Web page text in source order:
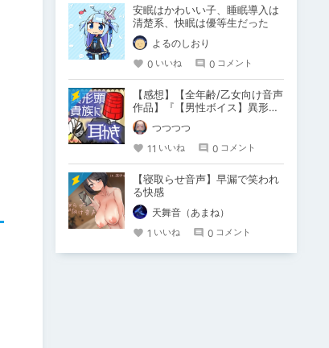
安眠はかわいい子、睡眠導入は
清楚系、快眠は優等生だった
よるのしおり
0 いいね 0 コメント
【感想】【全年齢/乙女向け音声
作品】『【男性ボイス】異形頭
の貴族に耳かきしてもらう【耳
かきボイス】』
つつつつ
11 いいね 0 コメント
【寝取らせ音声】早漏で笑われ
る快感
天舞音（あまね）
1 いいね 0 コメント